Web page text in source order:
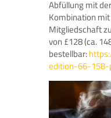
Abfüllung mit
Kombination
Mitgliedschaft
von £128 (ca.
bestellbar:
edition-66-